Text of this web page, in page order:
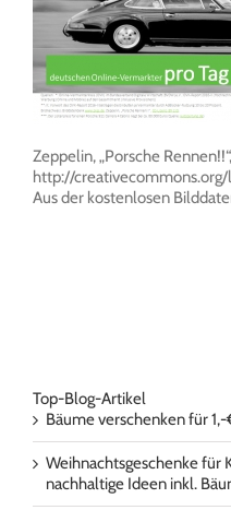
Zeppelin, „Porsche
http://
Aus der kostenlosen
Top-Blog-Artikel
Bäume verschenken für
Weihnachtsgeschenke für
nachhaltige Ideen inkl.